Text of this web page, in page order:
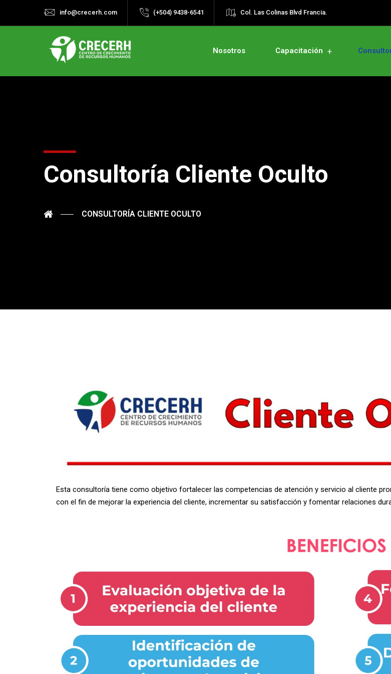
info@crecerh.com (+504) 9438-6541 Col. Las Colinas Blvd Francia.
Nosotros Capacitación
Consultoría Cliente Oculto
CONSULTORÍA CLIENTE OCULTO
Esta consultoría tiene como objetivo fortalecer las competencias de atención y servicio al cliente
con el fin de mejorar la experiencia del cliente, incrementar su satisfacción y fomentar relaciones